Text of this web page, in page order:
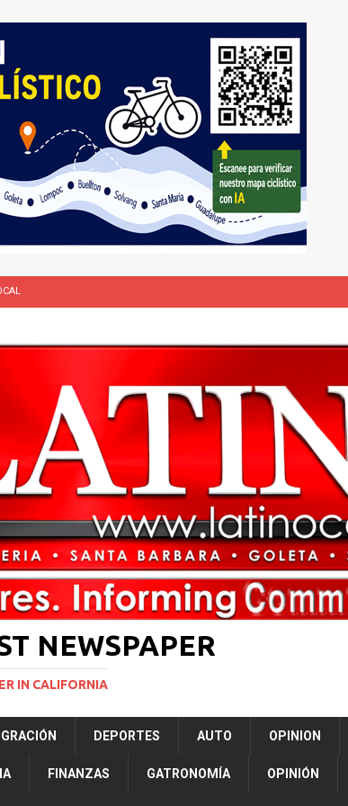
Brasil 1 – Colombia 1
a ley de Texas que permite a la policía detener a migrantes
la mayor nevada en lo que va del año en California NACIONALES
NEWSPAPER
IN CALIFORNIA
DEPORTES AUTO OPINION
FINANZAS GATRONOMÍA OPINIÓN